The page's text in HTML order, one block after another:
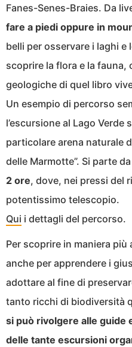
Fanes-Senes-Braies. Da
fare a piedi oppure in
belli per osservare i laghi
scoprire la flora e la
geologiche di quel libro
Un esempio di percorso
l’escursione al Lago Verde
particolare arena naturale
delle Marmotte”. Si parte
2 ore, dove, nei pressi del
potentissimo telescopio.
Qui i dettagli del percorso.
Per scoprire in maniera
anche per apprendere i
adottare al fine di
tanto ricchi di biodiversità
si può rivolgere alle guide
delle tante escursioni